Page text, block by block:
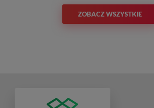
ZOBACZ WSZYSTKIE